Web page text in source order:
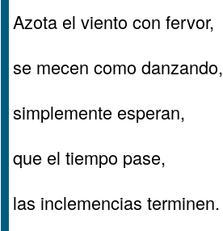
Azota el viento con fervor,
se mecen como danzando,
simplemente esperan,
que el tiempo pase,
las inclemencias terminen.